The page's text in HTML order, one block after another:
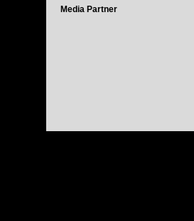
Media Partner